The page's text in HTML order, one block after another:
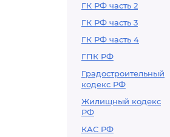
ГК РФ часть 2
ГК РФ часть 3
ГК РФ часть 4
ГПК РФ
Градостроительный
кодекс РФ
Жилищный кодекс
РФ
КАС РФ